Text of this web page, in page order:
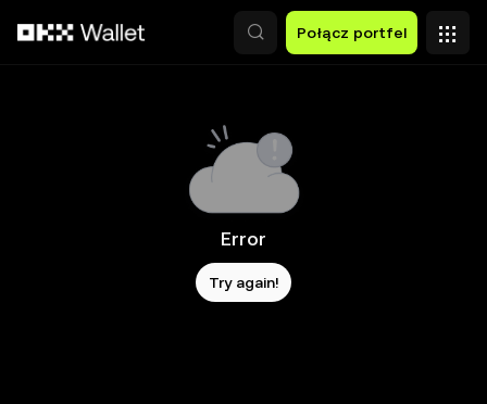
Połącz portfel
Error
Try again!